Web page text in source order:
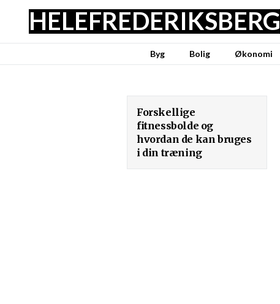
HELEFREDERIKSBERG
Byg Bolig Økonomi
Forskellige
fitnessbolde og
hvordan de kan bruges
i din træning